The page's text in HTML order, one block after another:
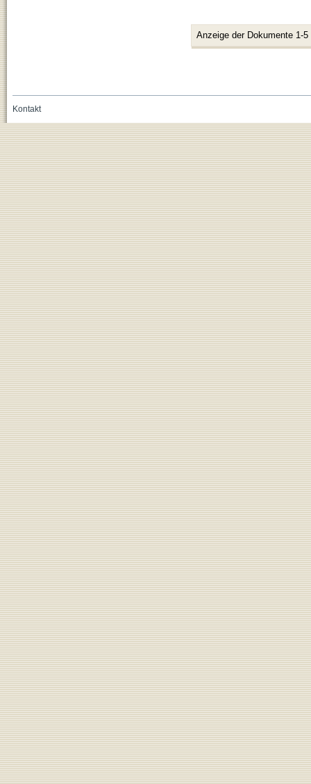
Anzeige der Dokumente 1-5
Kontakt